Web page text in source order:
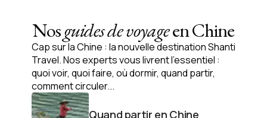
Nosguides de voyageen Chine
Cap sur la Chine : la nouvelle destination Shanti
Travel. Nos experts vous livrent l’essentiel :
quoi voir, quoi faire, où dormir, quand partir,
comment circuler...
Quand partir en Chine